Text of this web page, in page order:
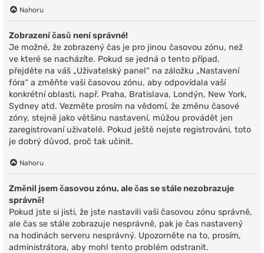
Nahoru
Zobrazení časů není správné!
Je možné, že zobrazený čas je pro jinou časovou zónu, než
ve které se nacházíte. Pokud se jedná o tento případ,
přejděte na váš „Uživatelský panel“ na záložku „Nastavení
fóra“ a změňte vaši časovou zónu, aby odpovídala vaší
konkrétní oblasti, např. Praha, Bratislava, Londýn, New York,
Sydney atd. Vezměte prosím na vědomí, že změnu časové
zóny, stejně jako většinu nastavení, můžou provádět jen
zaregistrovaní uživatelé. Pokud ještě nejste registrováni, toto
je dobrý důvod, proč tak učinit.
Nahoru
Změnil jsem časovou zónu, ale čas se stále nezobrazuje
správně!
Pokud jste si jisti, že jste nastavili vaši časovou zónu správně,
ale čas se stále zobrazuje nesprávně, pak je čas nastavený
na hodinách serveru nesprávný. Upozorněte na to, prosím,
administrátora, aby mohl tento problém odstranit.